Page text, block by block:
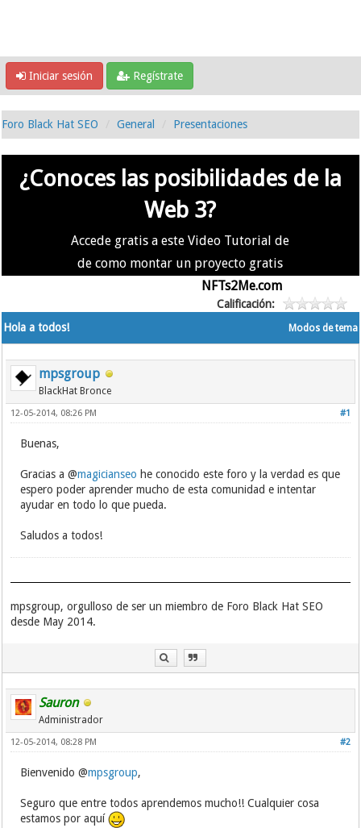
Iniciar sesión Regístrate
Foro Black Hat SEO General Presentaciones
¿Conoces las posibilidades de la
Web 3?
Accede gratis a este Video Tutorial de
de como montar un proyecto gratis
NFTs2Me.com
Calificación:
Modos de tema
Hola a todos!
mpsgroup
BlackHat Bronce
#1
12-05-2014, 08:26 PM
Buenas,
Gracias a @magicianseo he conocido este foro y la verdad es que
espero poder aprender mucho de esta comunidad e intentar
ayudar en todo lo que pueda.
Saludos a todos!
mpsgroup, orgulloso de ser un miembro de Foro Black Hat SEO
desde May 2014.
Sauron
Administrador
#2
12-05-2014, 08:28 PM
Bienvenido @mpsgroup,
Seguro que entre todos aprendemos mucho!! Cualquier cosa
estamos por aquí